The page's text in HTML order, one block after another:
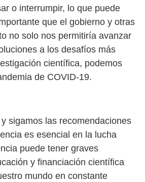
o interrumpir, lo que puede
que el gobierno y otras
no solo nos permitiría avanzar
a los desafíos más
científica, podemos
de COVID-19.
sigamos las recomendaciones
es esencial en la lucha
puede tener graves
y financiación científica
mundo en constante